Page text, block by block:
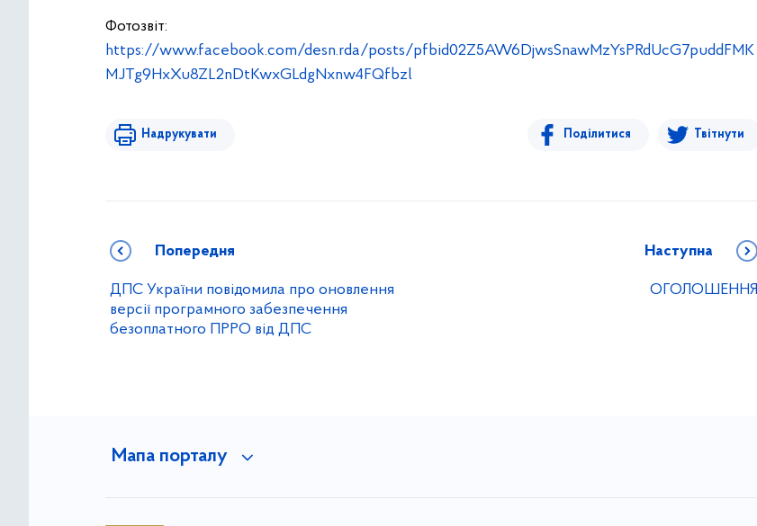
Фотозвіт:
https://www.facebook.com/desn.rda/posts/pfbid02Z5AW6DjwsSnawMzYsPRdUcG7puddFMK
MJTg9HxXu8ZL2nDtKwxGLdgNxnw4FQfbzl
Надрукувати Поділитися Твітнути
Попередня
ДПС України повідомила про оновлення
версії програмного забезпечення
безоплатного ПРРО від ДПС
Наступна
ОГОЛОШЕННЯ
Мапа порталу